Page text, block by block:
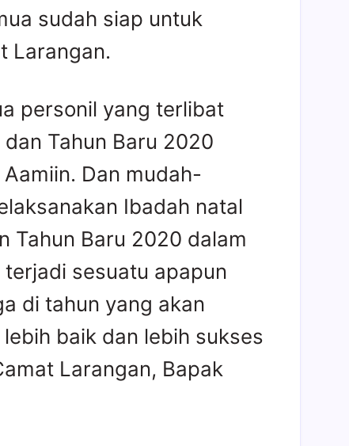
sudah siap untuk
Larangan.
personil yang terlibat
Tahun Baru 2020
Dan mudah-
Ibadah natal
Tahun Baru 2020 dalam
sesuatu apapun
di tahun yang akan
baik dan lebih sukses
Larangan, Bapak